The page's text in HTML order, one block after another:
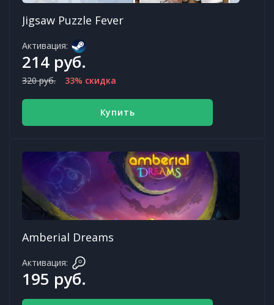
Jigsaw Puzzle Fever
Активация:
214 руб.
320 руб. 33% скидка
Купить
Amberial Dreams
Активация:
195 руб.